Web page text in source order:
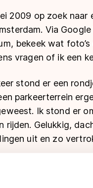
2009 op zoek naar
Via
bekeek wat
vragen of ik een
stond er een
parkeerterrein
Ik stond er
rijden. Gelukkig,
uit en zo
de leden van de